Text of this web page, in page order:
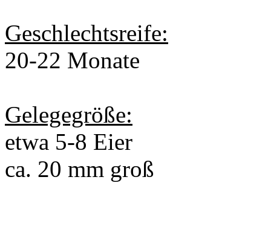
Geschlechtsreife:
20-22 Monate
Gelegegröße:
etwa 5-8 Eier
ca. 20 mm groß